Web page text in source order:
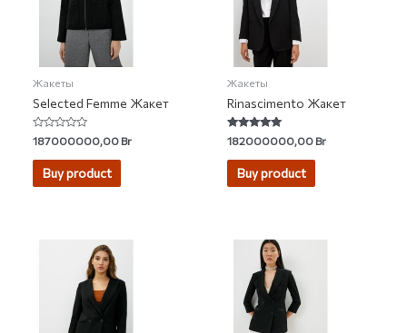
Жакеты
Selected Femme Жакет
Rated
0
out
187000000,00Br
Buy product
Жакеты
Rinascimento Жакет
Rated
5.00
out of 5
182000000,00Br
Buy product